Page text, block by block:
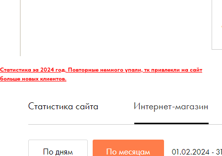
Статистика за 2024 год. Повторные немного упали, тк привлекли на сайт
больше новых клиентов.